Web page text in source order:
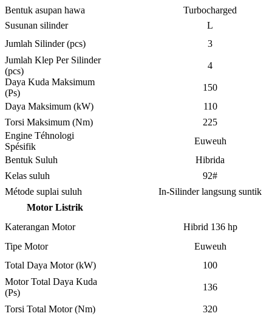
Bentuk asupan hawa
Turbocharged
Susunan silinder
L
Jumlah Silinder (pcs)
3
Jumlah Klep Per Silinder
(pcs)
4
Daya Kuda Maksimum
(Ps)
150
Daya Maksimum (kW)
110
Torsi Maksimum (Nm)
225
Engine Téhnologi
Spésifik
Euweuh
Bentuk Suluh
Hibrida
Kelas suluh
92#
Métode suplai suluh
In-Silinder langsung suntik
Motor Listrik
Katerangan Motor
Hibrid 136 hp
Tipe Motor
Euweuh
Total Daya Motor (kW)
100
Motor Total Daya Kuda
(Ps)
136
Torsi Total Motor (Nm)
320